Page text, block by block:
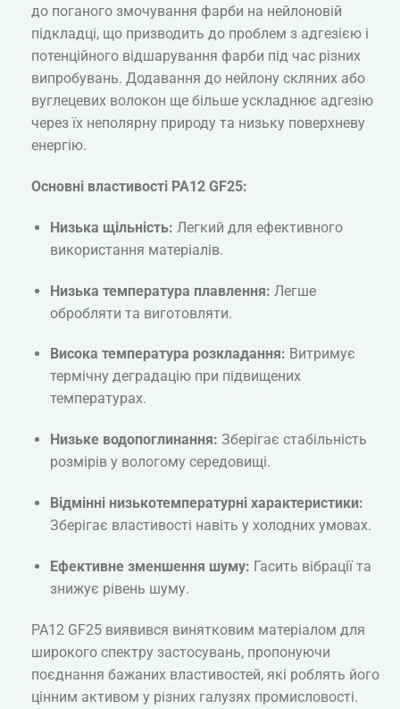
до поганого змочування фарби на нейлоновій
підкладці, що призводить до проблем з адгезією і
потенційного відшарування фарби під час різних
випробувань. Додавання до нейлону скляних або
вуглецевих волокон ще більше ускладнює адгезію
через їх неполярну природу та низьку поверхневу
енергію.
Основні властивості PA12 GF25:
Низька щільність: Легкий для ефективного
використання матеріалів.
Низька температура плавлення: Легше
обробляти та виготовляти.
Висока температура розкладання: Витримує
термічну деградацію при підвищених
температурах.
Низьке водопоглинання: Зберігає стабільність
розмірів у вологому середовищі.
Відмінні низькотемпературні характеристики:
Зберігає властивості навіть у холодних умовах.
Ефективне зменшення шуму: Гасить вібрації та
знижує рівень шуму.
PA12 GF25 виявився винятковим матеріалом для
широкого спектру застосувань, пропонуючи
поєднання бажаних властивостей, які роблять його
цінним активом у різних галузях промисловості.